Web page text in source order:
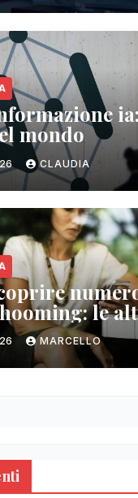
mondo
CLAUDIA
le
MARCELLO